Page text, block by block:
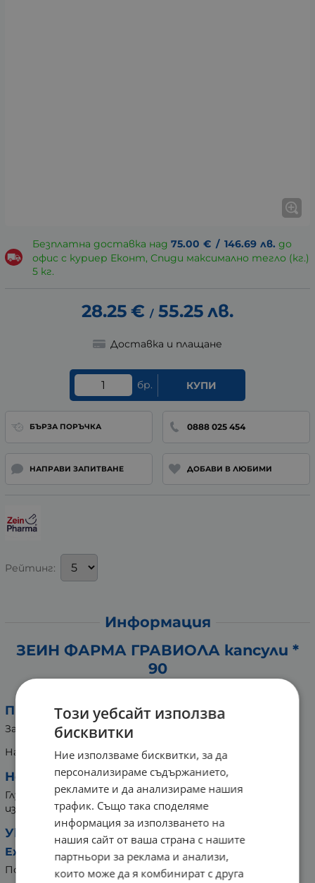
Безплатна доставка над 75.00 € / 146.69 лв. до
офис с куриер Еконт, Спиди максимално тегло (кг.)
5 кг.
28.25 € / 55.25 лв.
Доставка и плащане
бр. КУПИ
БЪРЗА ПОРЪЧКА 0888 025 454
НАПРАВИ ЗАПИТВАНЕ ДОБАВИ В ЛЮБИМИ
Рейтинг:
Информация
ЗЕИН ФАРМА ГРАВИОЛА капсули *
90
Предназначение:
За силна и здрава имунна и нервна система.
Натурален състав.
Не съдържа:
Глутен, лактоза, соя, изкуствени оцветители,
изкуствени овкусители, консерванти или ГМО.
Указание за употреба:
Ежедневен прием:
По 2 капсули.
Този уебсайт използва
бисквитки
Ние използваме бисквитки, за да
персонализираме съдържанието,
рекламите и да анализираме нашия
трафик. Също така споделяме
информация за използването на
нашия сайт от ваша страна с нашите
партньори за реклама и анализи,
които може да я комбинират с друга